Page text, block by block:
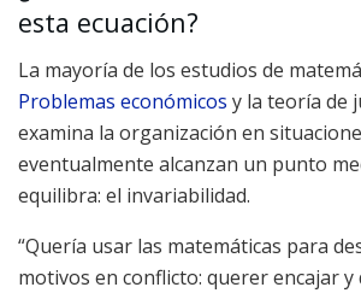
esta ecuación?
La mayoría de los estudios de
Problemas económicos y la teoría de
examina la organización en
eventualmente alcanzan un punto
equilibra: el invariabilidad.
“Quería usar las matemáticas para
motivos en conflicto: querer encajar